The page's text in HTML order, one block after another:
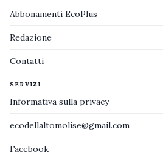
Abbonamenti EcoPlus
Redazione
Contatti
SERVIZI
Informativa sulla privacy
ecodellaltomolise@gmail.com
Facebook